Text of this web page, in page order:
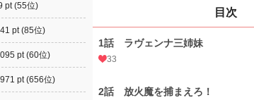
目次
1話 ラヴェンナ三姉妹
33
2話 放火魔を捕まえろ！
pt (55位)
pt (85位)
pt (60位)
pt (656位)